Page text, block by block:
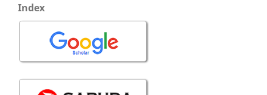
Index